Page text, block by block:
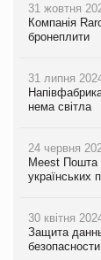
31 жовтня
Компанія
бронеплити
31 липня
нема світла
24 червня
Meest Пошта
українських
30 квітня
Защита
безопасности